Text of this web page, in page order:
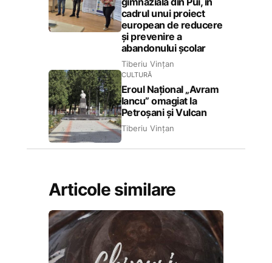
cadrul unui proiect
european de reducere
și prevenire a
abandonului școlar
Tiberiu Vințan
CULTURĂ
Eroul Național „Avram
Iancu” omagiat la
Petroșani și Vulcan
Tiberiu Vințan
Articole similare